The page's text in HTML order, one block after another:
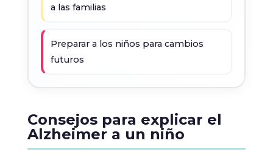
a las familias
Preparar a los niños para cambios
futuros
Consejos para explicar el
Alzheimer a un niño